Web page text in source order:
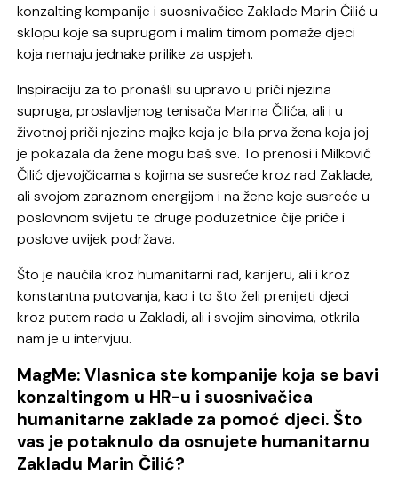
konzalting kompanije i suosnivačice Zaklade Marin Čilić u
sklopu koje sa suprugom i malim timom pomaže djeci
koja nemaju jednake prilike za uspjeh.
Inspiraciju za to pronašli su upravo u priči njezina
supruga, proslavljenog tenisača Marina Čilića, ali i u
životnoj priči njezine majke koja je bila prva žena koja joj
je pokazala da žene mogu baš sve. To prenosi i Milković
Čilić djevojčicama s kojima se susreće kroz rad Zaklade,
ali svojom zaraznom energijom i na žene koje susreće u
poslovnom svijetu te druge poduzetnice čije priče i
poslove uvijek podržava.
Što je naučila kroz humanitarni rad, karijeru, ali i kroz
konstantna putovanja, kao i to što želi prenijeti djeci
kroz putem rada u Zakladi, ali i svojim sinovima, otkrila
nam je u intervjuu.
MagMe: Vlasnica ste kompanije koja se bavi
konzaltingom u HR-u i suosnivačica
humanitarne zaklade za pomoć djeci. Što
vas je potaknulo da osnujete humanitarnu
Zakladu Marin Čilić?